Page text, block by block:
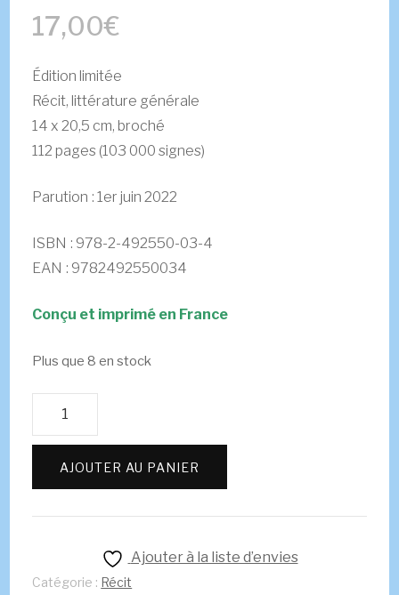
17,00€
Édition limitée
Récit, littérature générale
14 x 20,5 cm, broché
112 pages (103 000 signes)
Parution : 1er juin 2022
ISBN : 978-2-492550-03-4
EAN : 9782492550034
Conçu et imprimé en France
Plus que 8 en stock
quantité
nuit
AJOUTER AU PANIER
Ajouter à la liste d’envies
Catégorie : Récit